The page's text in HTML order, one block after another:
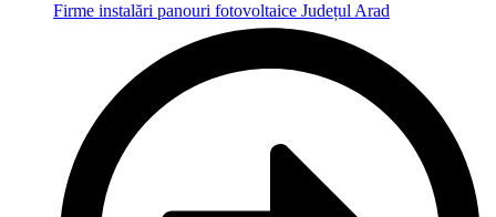
Firme instalări panouri fotovoltaice Județul Arad